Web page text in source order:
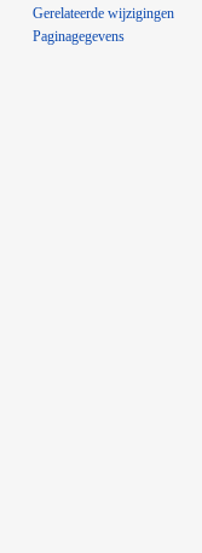
Gerelateerde wijzigingen
Paginagegevens